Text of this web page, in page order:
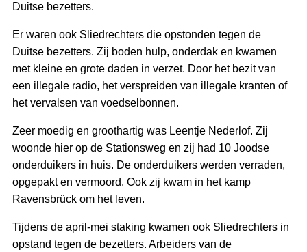
Duitse bezetters.
Er waren ook Sliedrechters die opstonden tegen de
Duitse bezetters. Zij boden hulp, onderdak en kwamen
met kleine en grote daden in verzet. Door het bezit van
een illegale radio, het verspreiden van illegale kranten of
het vervalsen van voedselbonnen.
Zeer moedig en groothartig was Leentje Nederlof. Zij
woonde hier op de Stationsweg en zij had 10 Joodse
onderduikers in huis. De onderduikers werden verraden,
opgepakt en vermoord. Ook zij kwam in het kamp
Ravensbrück om het leven.
Tijdens de april-mei staking kwamen ook Sliedrechters in
opstand tegen de bezetters. Arbeiders van de